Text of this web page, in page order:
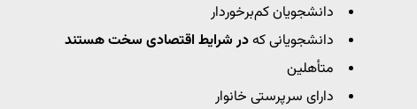
دانشجویان کم‌برخوردار
دانشجویانی کهدر شرایط اقتصادی سخت هستند
متأهلین
دارای سرپرستی خانوار